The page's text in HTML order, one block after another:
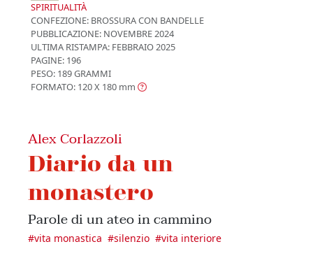
SPIRITUALITÀ
CONFEZIONE: BROSSURA CON BANDELLE
PUBBLICAZIONE: NOVEMBRE 2024
ULTIMA RISTAMPA: FEBBRAIO 2025
PAGINE: 196
PESO: 189 GRAMMI
FORMATO: 120 X 180 mm
Alex Corlazzoli
Diario da un
monastero
Parole di un ateo in cammino
#vita monastica #silenzio #vita interiore